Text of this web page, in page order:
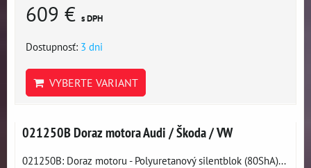
609 € s DPH
Dostupnosť: 3 dni
VYBERTE VARIANT
021250B Doraz motora Audi / Škoda / VW
021250B: Doraz motoru - Polyuretanový silentblok (80ShA)...